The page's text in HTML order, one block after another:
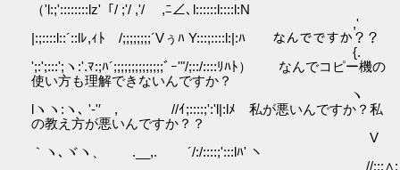
（'l:;'::::::::lz'「/ ;'/ ,'/ ,ﾆ∠､l::::::l::::l:N
,'
|:;::::l::´::lﾚ,ｨﾄ /;;;;;;;;´Vぅﾊ Y:::;::::l:|:ﾊ なんでですか？？
{.
';:';:::';ヽ:'.ﾏ:;ﾊ´;;;;;;;;;;;;;;ﾞｰ'"/;::/::::ﾘﾊﾄ） なんでコピー機の
使い方も理解できないんですか？
ヽ
lヽヽ:ヽ､ '‐'′ , //ｲ;::::;':'l|:lﾒ 私が悪いんですか？私
の教え方が悪いんですか？？
V
｀ヽ､ヾヽ、 .__,. ´/:/::::;':::lﾊ' ヽ
//:::∧: